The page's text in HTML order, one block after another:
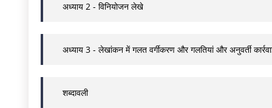
अध्याय 2 - विनियोजन लेखे
अध्याय 3 - लेखांकन में गलत वर्गीकरण और गलतियां और अनुवर्ती
शब्दावली